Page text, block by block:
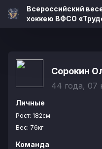
Всероссийский
хоккею ВФСО
Сорокин
44 года, 07
Личные
Рост: 182см
Вес: 76кг
Команда